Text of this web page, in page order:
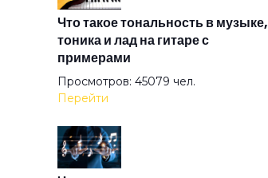
Девочка
Доброе утро
Друзьям
Что такое тональность в музыке,
тоника и лад на гитаре с
примерами
Просмотров: 45079 чел.
Перейти